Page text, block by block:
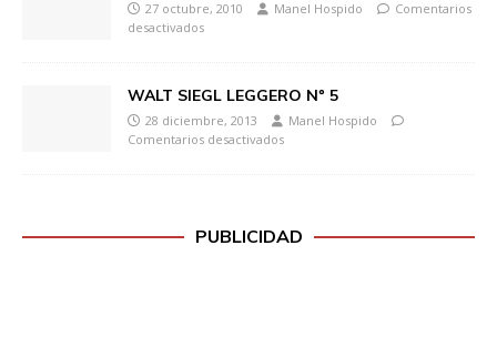
27 octubre, 2010 Manel Hospido
Comentarios
desactivados
WALT SIEGL LEGGERO Nº 5
28 diciembre, 2013
Manel Hospido
Comentarios desactivados
PUBLICIDAD